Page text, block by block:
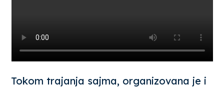
Tokom trajanja sajma, organizovana je i